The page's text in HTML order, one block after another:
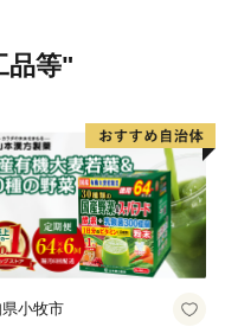
実現に向けて、ぜ
品等"
小牧市